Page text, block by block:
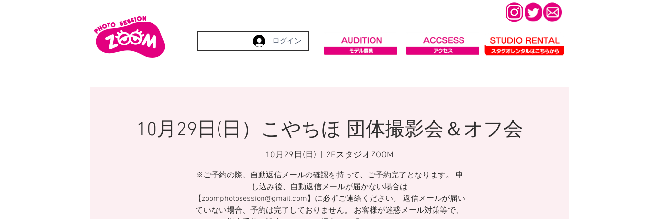
ログイン
10月29日(日）こやちほ 団体撮影会＆オフ会
10月29日(日) 2FスタジオZOOM
※ご予約の際、自動返信メールの確認を持って、ご予約完了となります。 申
し込み後、自動返信メールが届かない場合は
【zoomphotosession@gmail.com】に必ずご連絡ください。 返信メールが届い
ていない場合、予約は完了しておりません。 お客様が迷惑メール対策等で、